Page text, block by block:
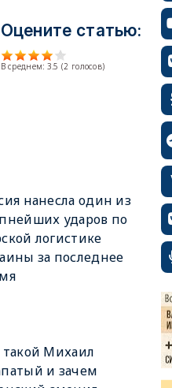
Оцените статью:
В среднем: 3.5 (2 голосов)
нанесла один из
ударов по
логистике
за последнее
такой Михаил
и зачем